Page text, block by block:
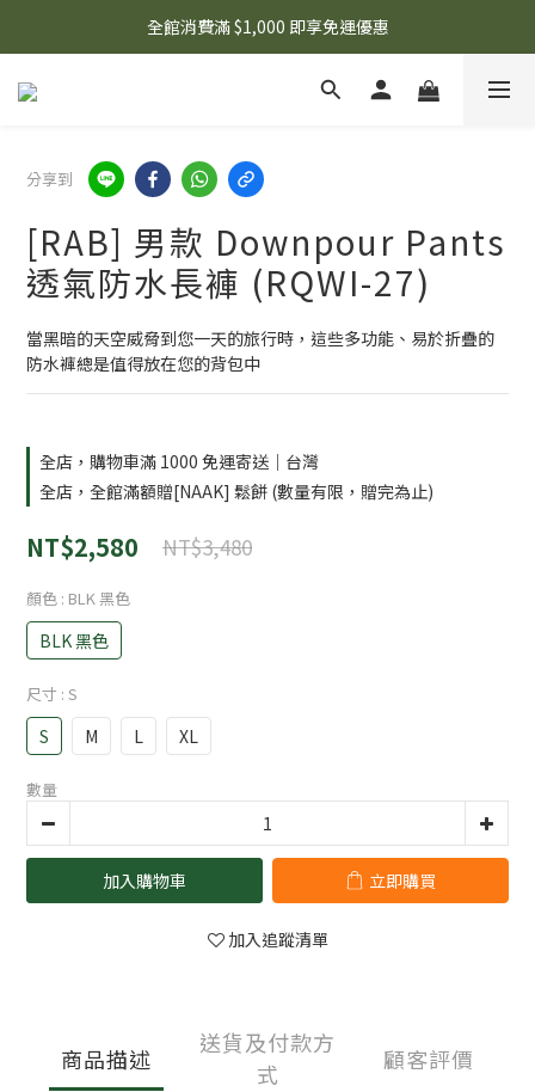
🌟 想知道現在有什麼優惠嗎？ 點擊查看最新優惠！
全館消費滿 $1,000 即享免運優惠
🌟 想知道現在有什麼優惠嗎？ 點擊查看最新優惠！
分享到
[RAB] 男款 Downpour Pants
透氣防水長褲 (RQWI-27)
當黑暗的天空威脅到您一天的旅行時，這些多功能、易於折疊的
防水褲總是值得放在您的背包中
全店，購物車滿 1000 免運寄送｜台灣
全店，全館滿額贈[NAAK] 鬆餅 (數量有限，贈完為止)
NT$2,580 NT$3,480
顏色 : BLK 黑色
BLK 黑色
尺寸 : S
S M L XL
數量
加入購物車 立即購買
加入追蹤清單
商品描述
送貨及付款方
式
顧客評價